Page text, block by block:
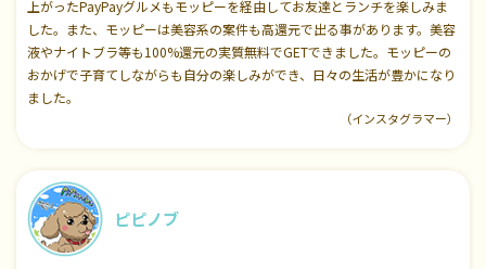
上がったPayPayグルメもモッピーを経由してお友達とランチを楽しみま
した。また、モッピーは美容系の案件も高還元で出る事があります。美容
液やナイトブラ等も100%還元の実質無料でGETできました。モッピーの
おかげで子育てしながらも自分の楽しみができ、日々の生活が豊かになり
ました。
（インスタグラマー）
ピピノブ